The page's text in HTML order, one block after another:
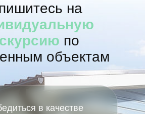
на
по
объектам
в качестве